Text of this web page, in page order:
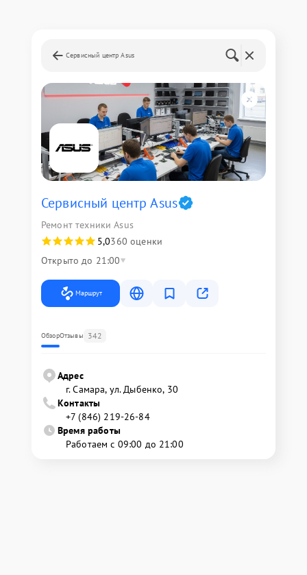
Сервисный центр Asus
Сервисный центр Asus
Ремонт техники Asus
5,0360 оценки
Открыто до 21:00
Маршрут
ОбзорОтзывы 342
Адрес
г. Самара, ул. Дыбенко, 30
Контакты
+7 (846) 219-26-84
Время работы
Работаем с 09:00 до 21:00